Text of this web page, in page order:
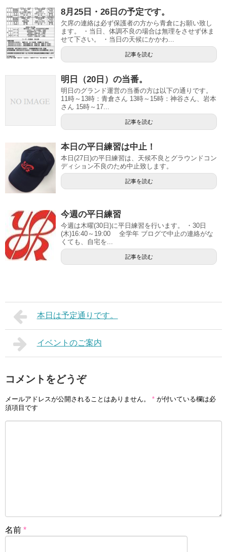
8月25日・26日の予定です。
欠席の連絡は必ず保護者の方から青倉にお願い致し
ます。 ・当日、体調不良の場合は無理をさせず休ま
せて下さい。 ・当日の天候にかかわ...
記事を読む
明日（20日）の当番。
明日のグランド運営の当番の方は以下の通りです。
11時～13時：青倉さん 13時～15時：神谷さん、岩本
さん 15時～17...
記事を読む
本日の平日練習は中止！
本日(27日)の平日練習は、天候不良とグラウンドコン
ディション不良のため中止致します。
記事を読む
今週の平日練習
今週は木曜(30日)に平日練習を行います。 ・30日
(木)16:40～19:00 全学年 ブログで中止の連絡がな
くても、自宅を...
記事を読む
本日は予定通りです。
イベントのご案内
コメントをどうぞ
メールアドレスが公開されることはありません。 * が付いている欄は必
須項目です
名前 *